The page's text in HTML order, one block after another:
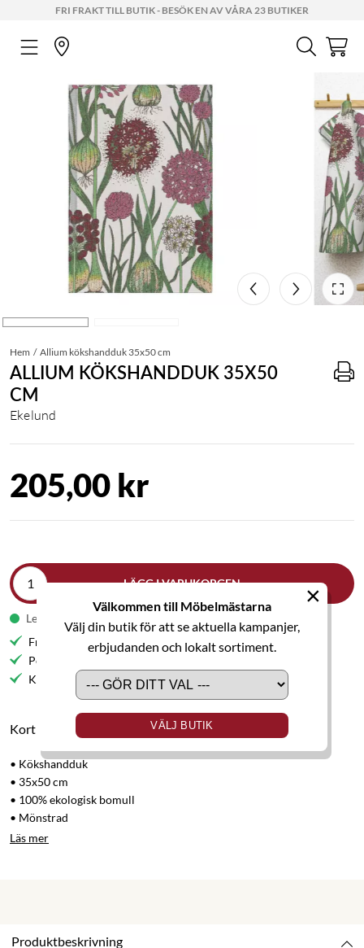
FRI FRAKT TILL BUTIK - BESÖK EN AV VÅRA 23 BUTIKER
Välkommen till Möbelmästarna
Välj din butik för att se aktuella kampanjer,
erbjudanden och lokalt sortiment.
VÄLJ BUTIK
×
Hem Allium kökshandduk 35x50 cm
ALLIUM KÖKSHANDDUK 35X50
CM
Ekelund
205,00 kr
LÄGG I VARUKORGEN
Leveranstid 1-2 veckor
Fri frakt till butik
Personlig service
Kvalitetsmöbler
Kort produktbeskrivning
• Kökshandduk
• 35x50 cm
• 100% ekologisk bomull
• Mönstrad
Läs mer
Produktbeskrivning